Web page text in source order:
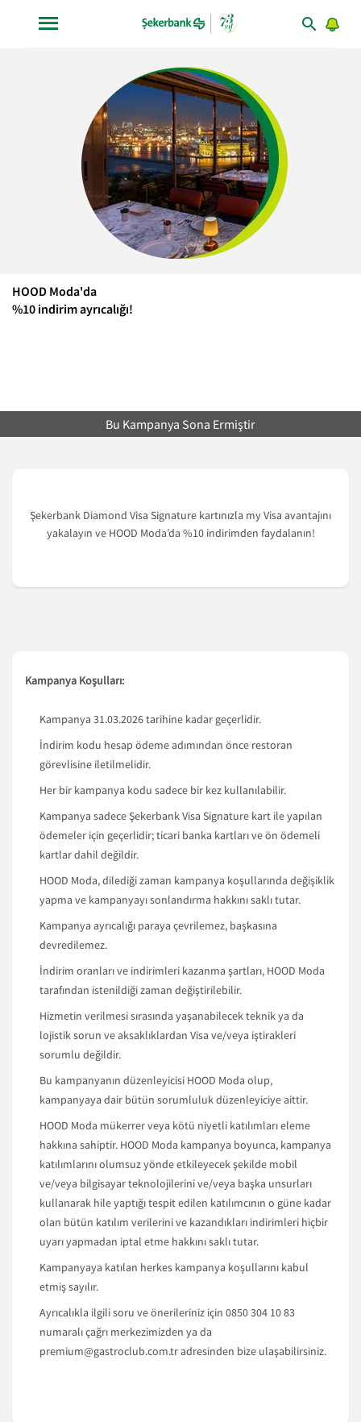
HOOD Moda'da
%10 indirim ayrıcalığı!
Bu Kampanya Sona Ermiştir
Şekerbank Diamond Visa Signature kartınızla my Visa avantajını
yakalayın ve HOOD Moda’da %10 indirimden faydalanın!
Kampanya Koşulları:
Kampanya 31.03.2026 tarihine kadar geçerlidir.
İndirim kodu hesap ödeme adımından önce restoran
görevlisine iletilmelidir.
Her bir kampanya kodu sadece bir kez kullanılabilir.
Kampanya sadece Şekerbank Visa Signature kart ile yapılan
ödemeler için geçerlidir; ticari banka kartları ve ön ödemeli
kartlar dahil değildir.
HOOD Moda, dilediği zaman kampanya koşullarında değişiklik
yapma ve kampanyayı sonlandırma hakkını saklı tutar.
Kampanya ayrıcalığı paraya çevrilemez, başkasına
devredilemez.
İndirim oranları ve indirimleri kazanma şartları, HOOD Moda
tarafından istenildiği zaman değiştirilebilir.
Hizmetin verilmesi sırasında yaşanabilecek teknik ya da
lojistik sorun ve aksaklıklardan Visa ve/veya iştirakleri
sorumlu değildir.
Bu kampanyanın düzenleyicisi HOOD Moda olup,
kampanyaya dair bütün sorumluluk düzenleyiciye aittir.
HOOD Moda mükerrer veya kötü niyetli katılımları eleme
hakkına sahiptir. HOOD Moda kampanya boyunca, kampanya
katılımlarını olumsuz yönde etkileyecek şekilde mobil
ve/veya bilgisayar teknolojilerini ve/veya başka unsurları
kullanarak hile yaptığı tespit edilen katılımcının o güne kadar
olan bütün katılım verilerini ve kazandıkları indirimleri hiçbir
uyarı yapmadan iptal etme hakkını saklı tutar.
Kampanyaya katılan herkes kampanya koşullarını kabul
etmiş sayılır.
Ayrıcalıkla ilgili soru ve önerileriniz için 0850 304 10 83
numaralı çağrı merkezimizden ya da
premium@gastroclub.com.tr adresinden bize ulaşabilirsiniz.